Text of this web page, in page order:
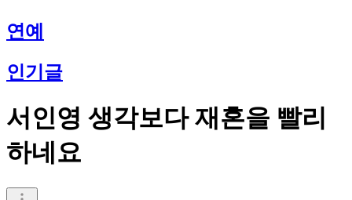
연예
인기글
서인영 생각보다 재혼을 빨리
하네요